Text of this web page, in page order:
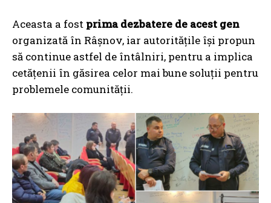
Aceasta a fost prima dezbatere de acest gen
organizată în Râșnov, iar autoritățile își propun
să continue astfel de întâlniri, pentru a implica
cetățenii în găsirea celor mai bune soluții pentru
problemele comunității.